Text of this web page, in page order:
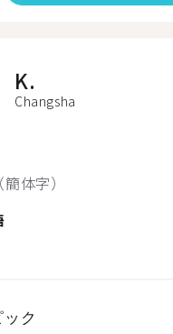
K.
Changsha
体字）
ク